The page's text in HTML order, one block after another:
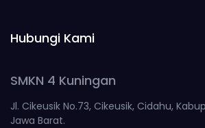
Hubungi Kami
SMKN 4 Kuningan
Jl. Cikeusik No.73, Cikeusik, Cidahu,
Jawa Barat.